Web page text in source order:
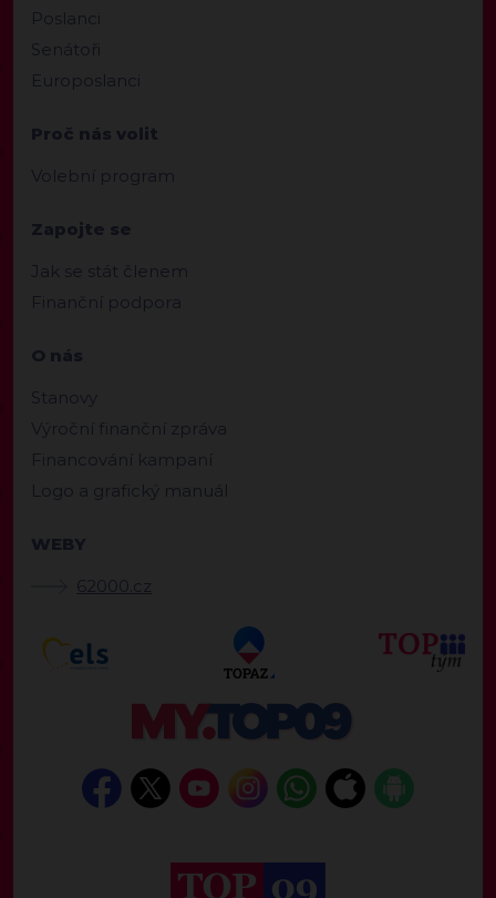
Poslanci
Senátoři
Europoslanci
Proč nás volit
Volební program
Zapojte se
Jak se stát členem
Finanční podpora
O nás
Stanovy
Výroční finanční zpráva
Financování kampaní
Logo a grafický manuál
WEBY
62000.cz